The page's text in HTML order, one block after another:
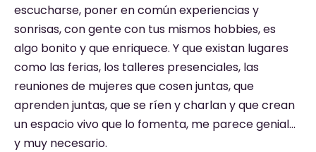
escucharse, poner en común experiencias y
sonrisas, con gente con tus mismos hobbies, es
algo bonito y que enriquece. Y que existan lugares
como las ferias, los talleres presenciales, las
reuniones de mujeres que cosen juntas, que
aprenden juntas, que se ríen y charlan y que crean
un espacio vivo que lo fomenta, me parece genial…
y muy necesario.